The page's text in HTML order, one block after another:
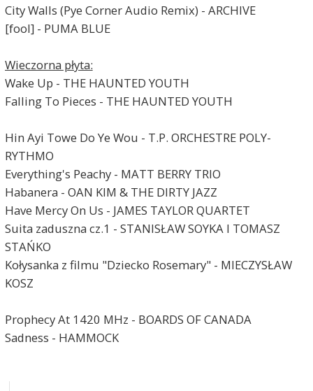
City Walls (Pye Corner Audio Remix) - ARCHIVE
[fool] - PUMA BLUE
Wieczorna płyta:
Wake Up - THE HAUNTED YOUTH
Falling To Pieces - THE HAUNTED YOUTH
Hin Ayi Towe Do Ye Wou - T.P. ORCHESTRE POLY-
RYTHMO
Everything's Peachy - MATT BERRY TRIO
Habanera - OAN KIM & THE DIRTY JAZZ
Have Mercy On Us - JAMES TAYLOR QUARTET
Suita zaduszna cz.1 - STANISŁAW SOYKA I TOMASZ
STAŃKO
Kołysanka z filmu "Dziecko Rosemary" - MIECZYSŁAW
KOSZ
Prophecy At 1420 MHz - BOARDS OF CANADA
Sadness - HAMMOCK